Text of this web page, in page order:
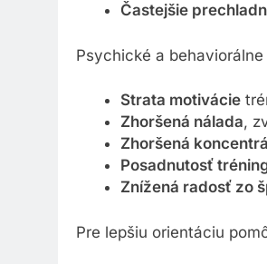
Častejšie
Psychické a
Strata motivácie
Zhoršená nálada,
Zhoršená
Posadnutosť
Znížená radosť zo
Pre lepšiu orientáciu